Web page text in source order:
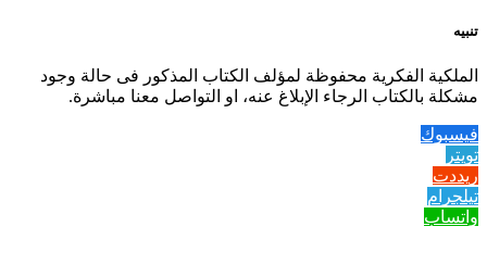
تنبيه
الملكية الفكرية محفوظة لمؤلف الكتاب المذكور فى حالة وجود
مشكلة بالكتاب الرجاء الإبلاغ عنه، او التواصل معنا مباشرة.
فيسبوك
تويتر
ريددت
تيلجرام
واتساب